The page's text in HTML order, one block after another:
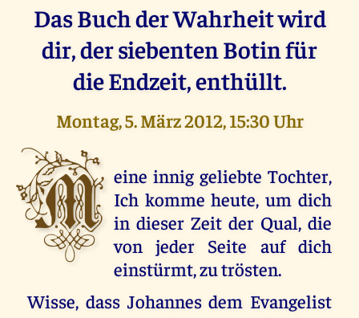
Das Buch der Wahrheit wird
dir, der siebenten Botin für
die Endzeit, enthüllt.
Montag, 5. März 2012, 15:30 Uhr
M eine innig geliebte Tochter,
Ich komme heute, um dich
in dieser Zeit der Qual, die
von jeder Seite auf dich
einstürmt, zu trösten.
Wisse, dass Johannes dem Evangelist